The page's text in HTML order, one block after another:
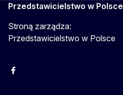
Przedstawicielstwo w Polsce
Stroną zarządza:
Przedstawicielstwo w Polsce
Facebook